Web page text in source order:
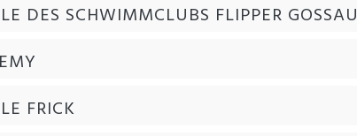
DES SCHWIMMCLUBS FLIPPER GOSSAU
FRICK